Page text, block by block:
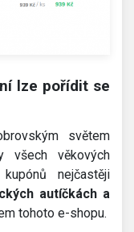
lze pořídit se
světem
věkových
nejčastěji
autíčkách a
tohoto e-shopu.